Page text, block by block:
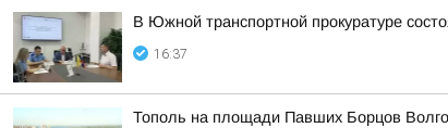
В Южной транспортной прокуратуре
16:37
Тополь на площади Павших Борцов